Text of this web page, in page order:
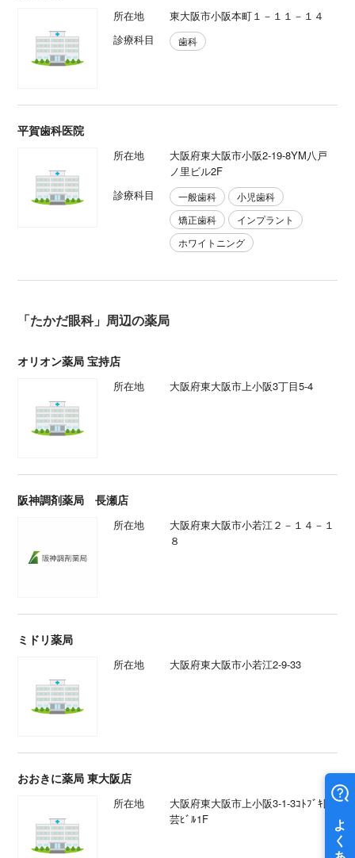
所在地
東大阪市小阪本町１－１１－１４
診療科目
歯科
平賀歯科医院
所在地
大阪府東大阪市小阪2-19-8YM八戸
ノ里ビル2F
診療科目
一般歯科
小児歯科
矯正歯科
インプラント
ホワイトニング
「たかだ眼科」周辺の薬局
オリオン薬局 宝持店
所在地 大阪府東大阪市上小阪3丁目5-4
阪神調剤薬局 長瀬店
所在地
大阪府東大阪市小若江２－１４－１
８
ミドリ薬局
所在地 大阪府東大阪市小若江2-9-33
おおきに薬局 東大阪店
所在地
大阪府東大阪市上小阪3-1-3ｺﾄﾌﾞｷ園
芸ﾋﾞﾙ1F